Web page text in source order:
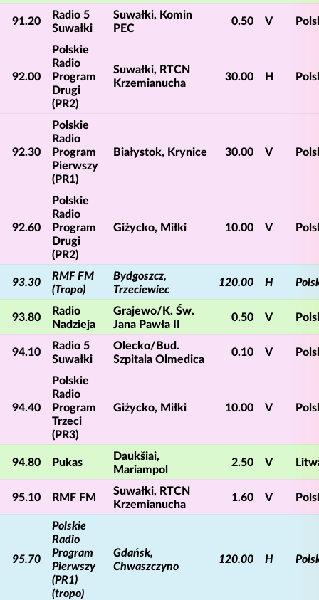
91.20
Radio 5
Suwałki
Suwałki, Komin
PEC
0.50 V
92.00
Polskie
Radio
Program
Drugi
(PR2)
Suwałki, RTCN
Krzemianucha
30.00 H
92.30
Polskie
Radio
Program
Pierwszy
(PR1)
Białystok, Krynice 30.00 V
92.60
Polskie
Radio
Program
Drugi
(PR2)
Giżycko, Miłki 10.00 V
93.30
RMF FM
(Tropo)
Bydgoszcz,
Trzeciewiec
120.00 H
93.80
Radio
Nadzieja
Grajewo/K. Św.
Jana Pawła II
0.50 V
94.10
Radio 5
Suwałki
Olecko/Bud.
Szpitala Olmedica
0.10 V
94.40
Polskie
Radio
Program
Trzeci
(PR3)
Giżycko, Miłki 10.00 V
94.80 Pukas
Daukšiai,
Mariampol
2.50 V
95.10 RMF FM
Suwałki, RTCN
Krzemianucha
1.60 V
95.70
Polskie
Radio
Program
Pierwszy
(PR1)
(tropo)
Gdańsk,
Chwaszczyno
120.00 H